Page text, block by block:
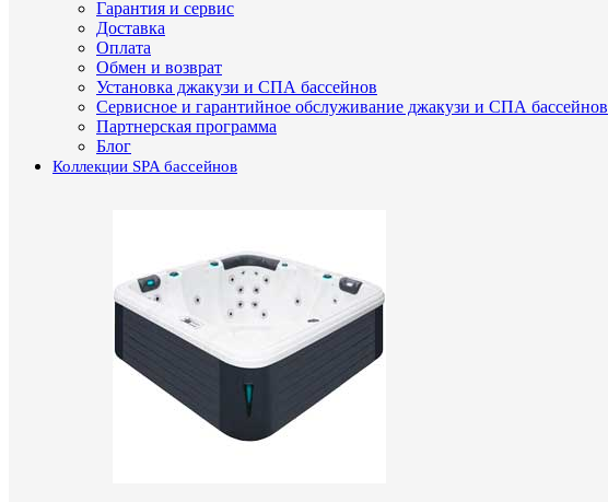
Гарантия и сервис
Доставка
Оплата
Обмен и возврат
Установка джакузи и СПА бассейнов
Сервисное и гарантийное обслуживание джакузи и СПА бассейнов
Партнерская программа
Блог
Коллекции SPA бассейнов